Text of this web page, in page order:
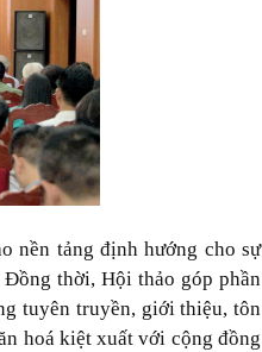
nền tảng định hướng cho sự
Đồng thời, Hội thảo góp phần
tuyên truyền, giới thiệu, tôn
hoá kiệt xuất với cộng đồng